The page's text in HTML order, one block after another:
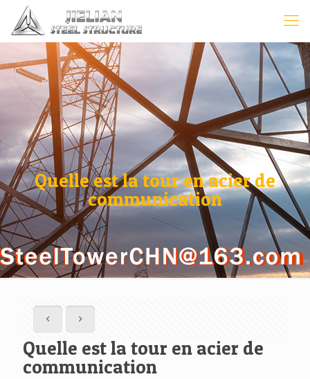
Quelle est la tour en acier de
communication
Quelle est la tour en acier de
communication